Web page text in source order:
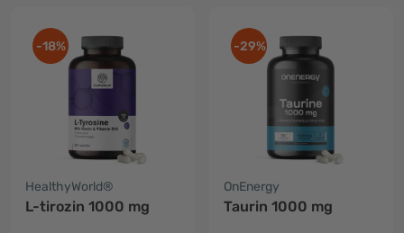
-18%
HealthyWorld®
L-tirozin 1000 mg
-29%
OnEnergy
Taurin 1000 mg